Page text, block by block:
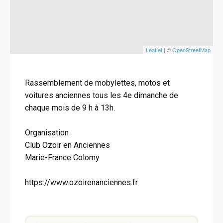
Leaflet | ©OpenStreetMap
Rassemblement de mobylettes, motos et
voitures anciennes tous les 4e dimanche de
chaque mois de 9 h à 13h.
Organisation
Club Ozoir en Anciennes
Marie-France Colomy
https://www.ozoirenanciennes.fr